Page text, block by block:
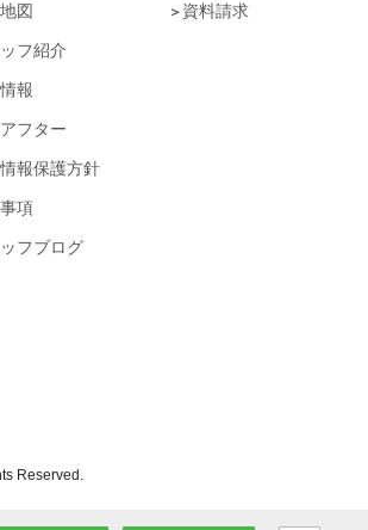
図
フ紹介
報
フター
報保護方針
項
フブログ
資料請求
Reserved.